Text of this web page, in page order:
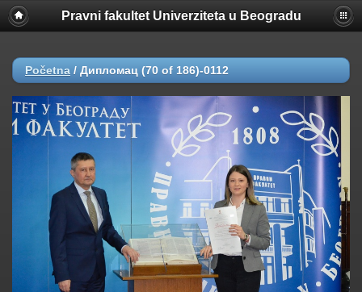
Pravni fakultet Univerziteta u Beogradu
Početna / Дипломац (70 of 186)-0112